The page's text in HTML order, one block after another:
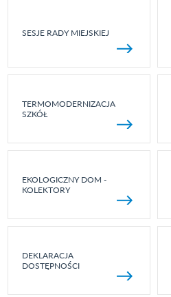
SESJE RADY MIEJSKIEJ
TERMOMODERNIZACJA
SZKÓŁ
EKOLOGICZNY DOM -
KOLEKTORY
DEKLARACJA
DOSTĘPNOŚCI